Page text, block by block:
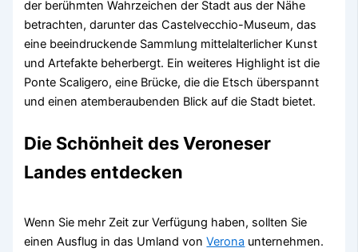
der berühmten Wahrzeichen der Stadt aus der Nähe
betrachten, darunter das Castelvecchio-Museum, das
eine beeindruckende Sammlung mittelalterlicher Kunst
und Artefakte beherbergt. Ein weiteres Highlight ist die
Ponte Scaligero, eine Brücke, die die Etsch überspannt
und einen atemberaubenden Blick auf die Stadt bietet.
Die Schönheit des Veroneser
Landes entdecken
Wenn Sie mehr Zeit zur Verfügung haben, sollten Sie
einen Ausflug in das Umland vonVerona unternehmen.